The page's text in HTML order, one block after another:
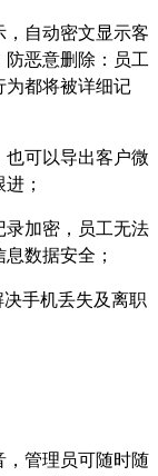
，自动密文显示客
防恶意删除：员工
为都将被详细记
也可以导出客户微
；
录加密，员工无法
数据安全；
决手机丢失及离职
，管理员可随时随